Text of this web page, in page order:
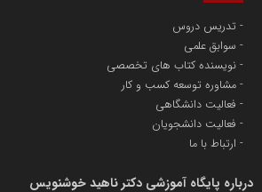
تدریس دروس
سوابق علمی
نویسنده کتاب های تخصصی
مشاوره توسعه کسب و کار
فعالیت دانشگاهی
فعالیت دانشجویان
ارتباط با ما
درباره پایگاه آموزشی دکتر ناهید خوشنویس